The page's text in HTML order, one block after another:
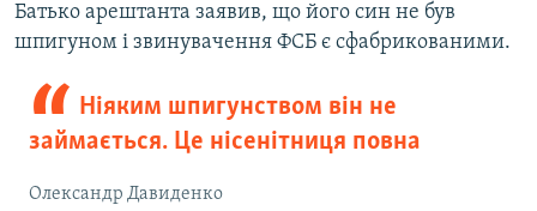
Батько арештанта заявив, що його син не був
шпигуном і звинувачення ФСБ є сфабрикованими.
Ніяким шпигунством він не
займається. Це нісенітниця повна
Олександр Давиденко